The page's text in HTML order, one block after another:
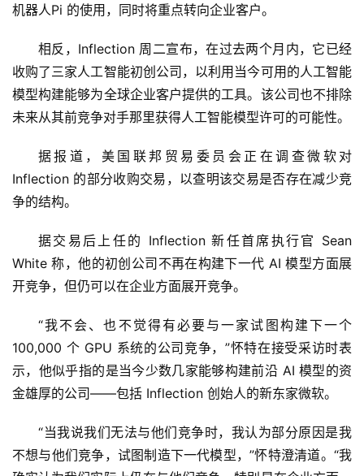
机器人Pi 的使用，同时将重点转向企业客户。
相反，Inflection 周二宣布，在过去两个月内，它已经
收购了三家人工智能初创公司，以利用当今可用的人工智能
模型构建能够为全球企业客户提供的工具。该公司也不排除
未来从其前竞争对手那里获得人工智能模型许可的可能性。
据报道，美国联邦贸易委员会正在调查微软对
Inflection 的部分收购交易，以查明该交易是否存在减少竞
争的结构。
据交易后上任的 Inflection 新任首席执行官 Sean
White 称，他的初创公司不再在构建下一代 AI 模型方面展
开竞争，但仍可以在企业方面展开竞争。
“我不会、也不觉得有必要与一家试图构建下一个
100,000 个 GPU 系统的公司竞争，”怀特在接受采访时表
示，他似乎指的是当今少数几家能够构建前沿 AI 模型的资
金雄厚的公司——包括 Inflection 创始人的新东家微软。
“当我说我们无法与他们竞争时，我认为部分原因是我
不想与他们竞争，试图制造下一代模型，”怀特澄清道。“我